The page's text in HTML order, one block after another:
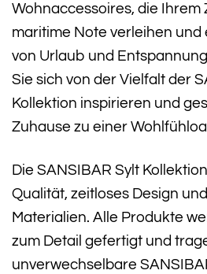
Wohnaccessoires, die Ihrem
maritime Note verleihen und
von Urlaub und
Sie sich von der Vielfalt der
Kollektion inspirieren und
Zuhause zu einer
Die SANSIBAR Sylt
Qualität, zeitloses Design
Materialien. Alle Produkte
zum Detail gefertigt und
unverwechselbare